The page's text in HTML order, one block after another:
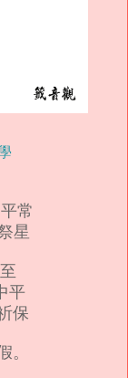
平常
星
至
平
保